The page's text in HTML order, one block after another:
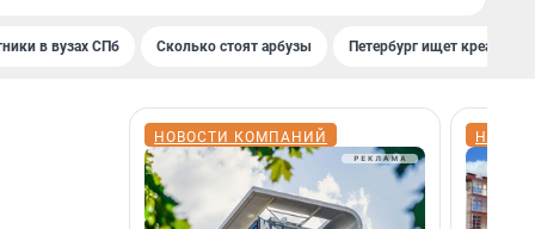
в вузах СПб Сколько стоят арбузы Петербург ищет креатив
НОВОСТИ КОМПАНИЙ